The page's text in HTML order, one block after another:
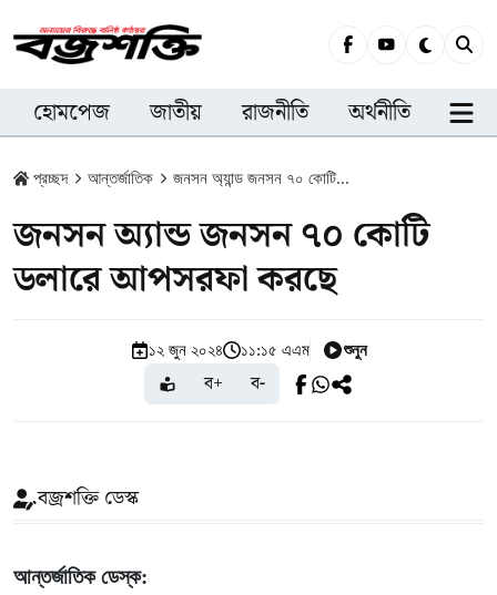
হোমপেজ জাতীয় রাজনীতি অর্থনীতি
প্রচ্ছদ আন্তর্জাতিক জনসন অ্যান্ড জনসন ৭০ কোটি...
জনসন অ্যান্ড জনসন ৭০ কোটি
ডলারে আপসরফা করছে
১২ জুন ২০২৪ ১১:১৫ এএম শুনুন
ব+ ব-
বজ্রশক্তি ডেস্ক
আন্তর্জাতিক ডেস্ক: